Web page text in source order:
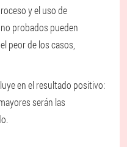
y el uso de
probados pueden
peor de los casos,
en el resultado positivo:
serán las